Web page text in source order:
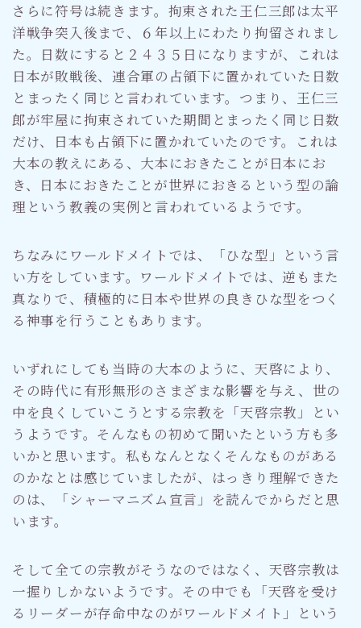
さらに符号は続きます。拘束された王仁三郎は太平
洋戦争突入後まで、６年以上にわたり拘留されまし
た。日数にすると２４３５日になりますが、これは
日本が敗戦後、連合軍の占領下に置かれていた日数
とまったく同じと言われています。つまり、王仁三
郎が牢屋に拘束されていた期間とまったく同じ日数
だけ、日本も占領下に置かれていたのです。これは
大本の教えにある、大本におきたことが日本にお
き、日本におきたことが世界におきるという型の論
理という教義の実例と言われているようです。
ちなみにワールドメイトでは、「ひな型」という言
い方をしています。ワールドメイトでは、逆もまた
真なりで、積極的に日本や世界の良きひな型をつく
る神事を行うこともあります。
いずれにしても当時の大本のように、天啓により、
その時代に有形無形のさまざまな影響を与え、世の
中を良くしていこうとする宗教を「天啓宗教」とい
うようです。そんなもの初めて聞いたという方も多
いかと思います。私もなんとなくそんなものがある
のかなとは感じていましたが、はっきり理解できた
のは、「シャーマニズム宣言」を読んでからだと思
います。
そして全ての宗教がそうなのではなく、天啓宗教は
一握りしかないようです。その中でも「天啓を受け
るリーダーが存命中なのがワールドメイト」という